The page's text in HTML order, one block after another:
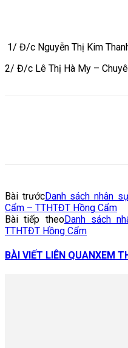
1/ Đ/c Nguyễn Thị Kim
2/ Đ/c Lê Thị Hà My –
Bài trướcDanh sách nhân
Cẩm – TTHTĐT Hồng Cẩm
Bài tiếp theoDanh sách
TTHTĐT Hồng Cẩm
BÀI VIẾT LIÊN QUANXEM